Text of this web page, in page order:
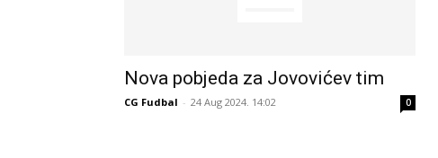
Nova pobjeda za Jovovićev tim
CG Fudbal - 24 Aug 2024. 14:02 0